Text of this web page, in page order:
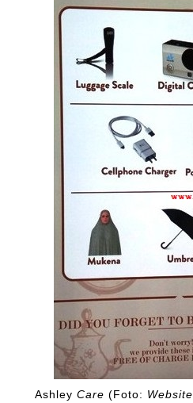
Ashley Care (Foto: Website